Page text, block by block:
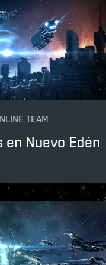
TEAM
Nuevo Edén